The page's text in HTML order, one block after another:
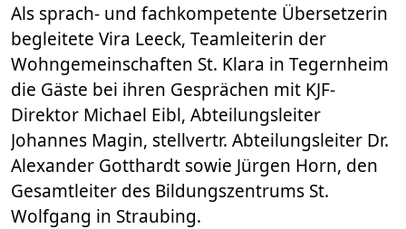
Als sprach- und fachkompetente Übersetzerin
begleitete Vira Leeck, Teamleiterin der
Wohngemeinschaften St. Klara in Tegernheim
die Gäste bei ihren Gesprächen mit KJF-
Direktor Michael Eibl, Abteilungsleiter
Johannes Magin, stellvertr. Abteilungsleiter Dr.
Alexander Gotthardt sowie Jürgen Horn, den
Gesamtleiter des Bildungszentrums St.
Wolfgang in Straubing.